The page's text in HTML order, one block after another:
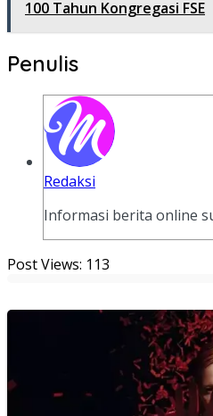
100 Tahun Kongregasi FSE
Penulis
Redaksi
Informasi berita online
Post Views: 113